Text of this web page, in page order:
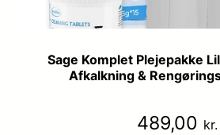
Sage Komplet Plejepakke
Afkalkning &
489,00 kr.